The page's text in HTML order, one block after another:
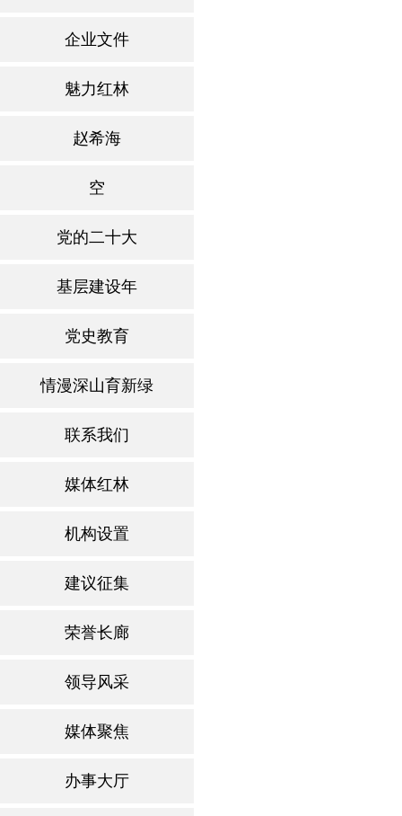
企业文件
魅力红林
赵希海
空
党的二十大
基层建设年
党史教育
情漫深山育新绿
联系我们
媒体红林
机构设置
建议征集
荣誉长廊
领导风采
媒体聚焦
办事大厅